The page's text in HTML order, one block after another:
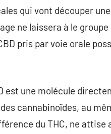
qui vont découper
ne laissera à le
pris par voie orale
est une molécule
cannabinoïdes, au
du THC, ne